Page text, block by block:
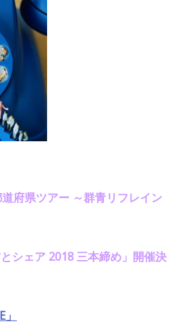
府県ツアー ～群青リフレイン
シェア 2018 三本締め」開催決